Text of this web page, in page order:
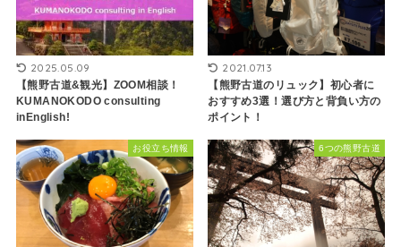
2025.05.09
【熊野古道&観光】ZOOM相談！
KUMANOKODO consulting
inEnglish!
2021.07.13
【熊野古道のリュック】初心者に
おすすめ3選！選び方と背負い方の
ポイント！
お役立ち情報 6つの熊野古道